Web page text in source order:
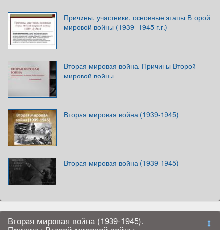
Причины, участники, основные этапы Второй
мировой войны (1939 -1945 г.г.)
Вторая мировая война. Причины Второй
мировой войны
Вторая мировая война (1939-1945)
Вторая мировая война (1939-1945)
Вторая мировая война (1939-1945).